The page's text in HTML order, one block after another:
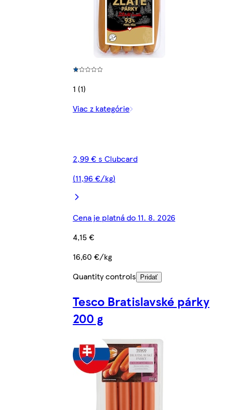
1 (1)
Viac z kategórie
2,99 € s Clubcard
(11,96 €/kg)
Cena je platná do 11. 8. 2026
4,15 €
16,60 €/kg
Quantity controls
Pridať
Tesco Bratislavské párky
200 g